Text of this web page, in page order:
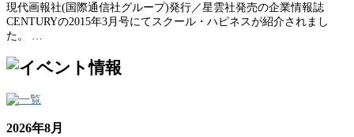
現代画報社(国際通信社グループ)発行／星雲社発売の企業情報誌
CENTURYの2015年3月号にてスクール・ハピネスが紹介されまし
た。 …
2026年8月